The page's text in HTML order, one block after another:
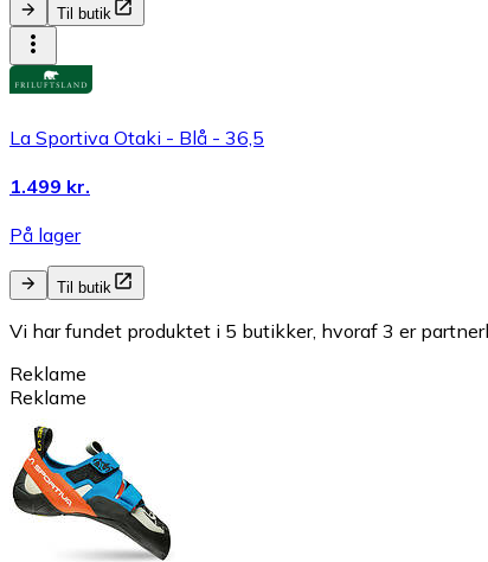
Til butik
La Sportiva Otaki - Blå - 36,5
1.499 kr.
På lager
Til butik
Vi har fundet produktet i 5 butikker, hvoraf 3 er
Reklame
Reklame